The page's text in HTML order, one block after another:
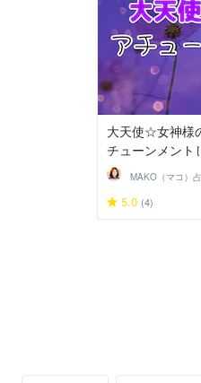
大天使☆女神様
チューンメント
5.0 (4)